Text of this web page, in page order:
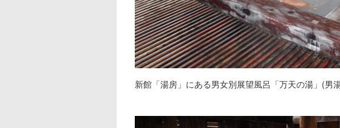
新館「湯房」にある男女別展望風呂「万天の湯」(男